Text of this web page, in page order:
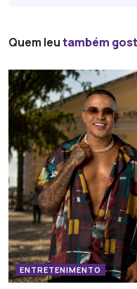
Quem leutambém
ENTRETENIMENTO